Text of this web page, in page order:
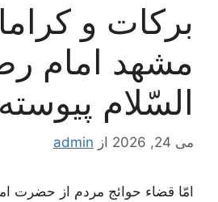
بركات‌ و
مشهد امام‌
السّلام‌
می 24, 2026 از admin
امّا قضاء حوائج‌ مردم‌ از حضرت‌